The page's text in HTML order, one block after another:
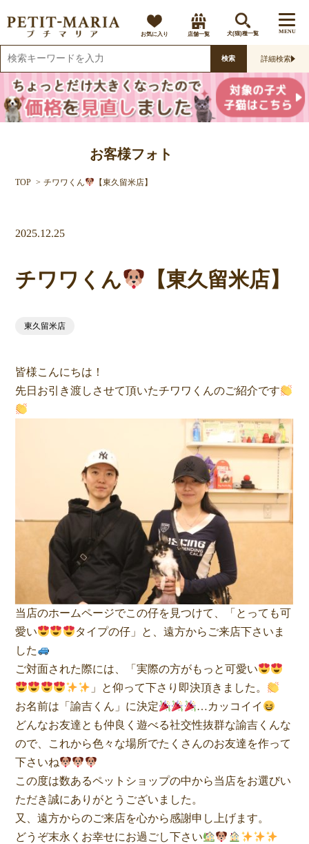
お気に入り 店舗一覧 犬(猫)種一覧 MENU
検索 詳細検索
お客様フォト
TOP チワワくん 【東久留米店】
2025.12.25
チワワくん 【東久留米店】
東久留米店
皆様こんにちは！
先日お引き渡しさせて頂いたチワワくんのご紹介です
当店のホームページでこの仔を見つけて、「とっても可
愛い タイプの仔」と、遠方からご来店下さいま
した
ご対面された際には、「実際の方がもっと可愛い
」と仰って下さり即決頂きました。
お名前は「諭吉くん」に決定 …カッコイイ
どんなお友達とも仲良く遊べる社交性抜群な諭吉くんな
ので、これから色々な場所でたくさんのお友達を作って
下さいね
この度は数あるペットショップの中から当店をお選びい
ただき誠にありがとうございました。
又、遠方からのご来店を心から感謝申し上げます。
どうぞ末永くお幸せにお過ごし下さい